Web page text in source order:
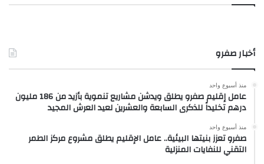
أخبار صفرو
منذ أسبوع واحد
عامل إقليم صفرو يطلق ويدشن مشاريع تنموية بأزيد من 186 مليون
درهم تخليداً للذكرى السابعة والعشرين لعيد العرش المجيد
منذ أسبوع واحد
صفرو تعزز بنيتها البيئية.. عامل الإقليم يطلق مشروع مركز الطمر
التقني للنفايات المنزلية